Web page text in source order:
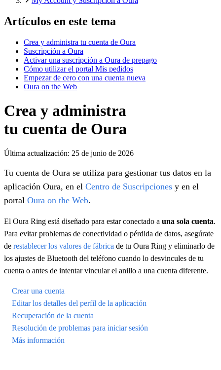
Artículos en este tema
Crea y administra tu cuenta de Oura
Suscripción a Oura
Activar una suscripción a Oura de prepago
Cómo utilizar el portal Mis pedidos
Empezar de cero con una cuenta nueva
Oura on the Web
Crea y administra
tu cuenta de Oura
Última actualización: 25 de junio de 2026
Tu cuenta de Oura se utiliza para gestionar tus datos en la
aplicación Oura, en el Centro de Suscripciones y en el
portal Oura on the Web.
El Oura Ring está diseñado para estar conectado a una sola cuenta.
Para evitar problemas de conectividad o pérdida de datos, asegúrate
de restablecer los valores de fábrica de tu Oura Ring y eliminarlo de
los ajustes de Bluetooth del teléfono cuando lo desvincules de tu
cuenta o antes de intentar vincular el anillo a una cuenta diferente.
Crear una cuenta
Editar los detalles del perfil de la aplicación
Recuperación de la cuenta
Resolución de problemas para iniciar sesión
Más información